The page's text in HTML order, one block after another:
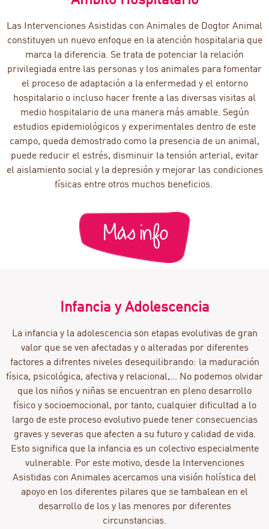
Las Intervenciones Asistidas con Animales de Dogtor Animal
constituyen un nuevo enfoque en la atención hospitalaria que
marca la diferencia. Se trata de potenciar la relación
privilegiada entre las personas y los animales para fomentar
el proceso de adaptación a la enfermedad y el entorno
hospitalario o incluso hacer frente a las diversas visitas al
medio hospitalario de una manera más amable. Según
estudios epidemiológicos y experimentales dentro de este
campo, queda demostrado como la presencia de un animal,
puede reducir el estrés, disminuir la tensión arterial, evitar
el aislamiento social y la depresión y mejorar las condiciones
físicas entre otros muchos beneficios.
Infancia y Adolescencia
La infancia y la adolescencia son etapas evolutivas de gran
valor que se ven afectadas y o alteradas por diferentes
factores a difrentes niveles desequilibrando: la maduración
física, psicológica, afectiva y relacional,… No podemos olvidar
que los niños y niñas se encuentran en pleno desarrollo
físico y socioemocional, por tanto, cualquier dificultad a lo
largo de este proceso evolutivo puede tener consecuencias
graves y severas que afecten a su futuro y calidad de vida.
Esto significa que la infancia es un colectivo especialmente
vulnerable. Por este motivo, desde la Intervenciones
Asistidas con Animales acercamos una visión holística del
apoyo en los diferentes pilares que se tambalean en el
desarrollo de los y las menores por diferentes
circunstancias.